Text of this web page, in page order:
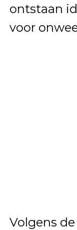
ontstaan
voor
Volgens